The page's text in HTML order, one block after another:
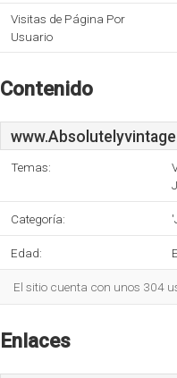
Visitas de Página Por
Usuario
Contenido
Temas:
Categoría:
Edad:
El sitio cuenta con unos 304
Enlaces